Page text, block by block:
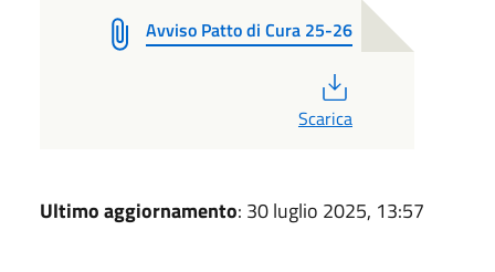
Avviso Patto di Cura 25-26
Scarica
Ultimo aggiornamento: 30 luglio 2025, 13:57